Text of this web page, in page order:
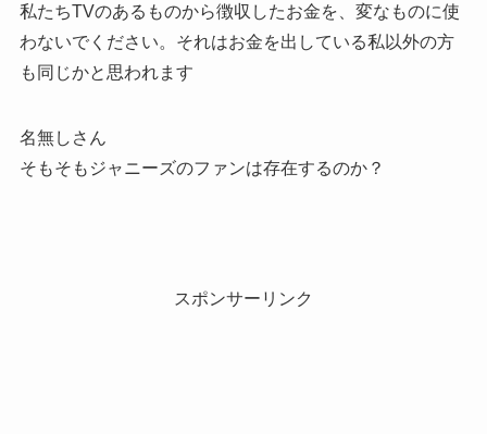
私たちTVのあるものから徴収したお金を、変なものに使
わないでください。それはお金を出している私以外の方
も同じかと思われます
名無しさん
そもそもジャニーズのファンは存在するのか？
スポンサーリンク